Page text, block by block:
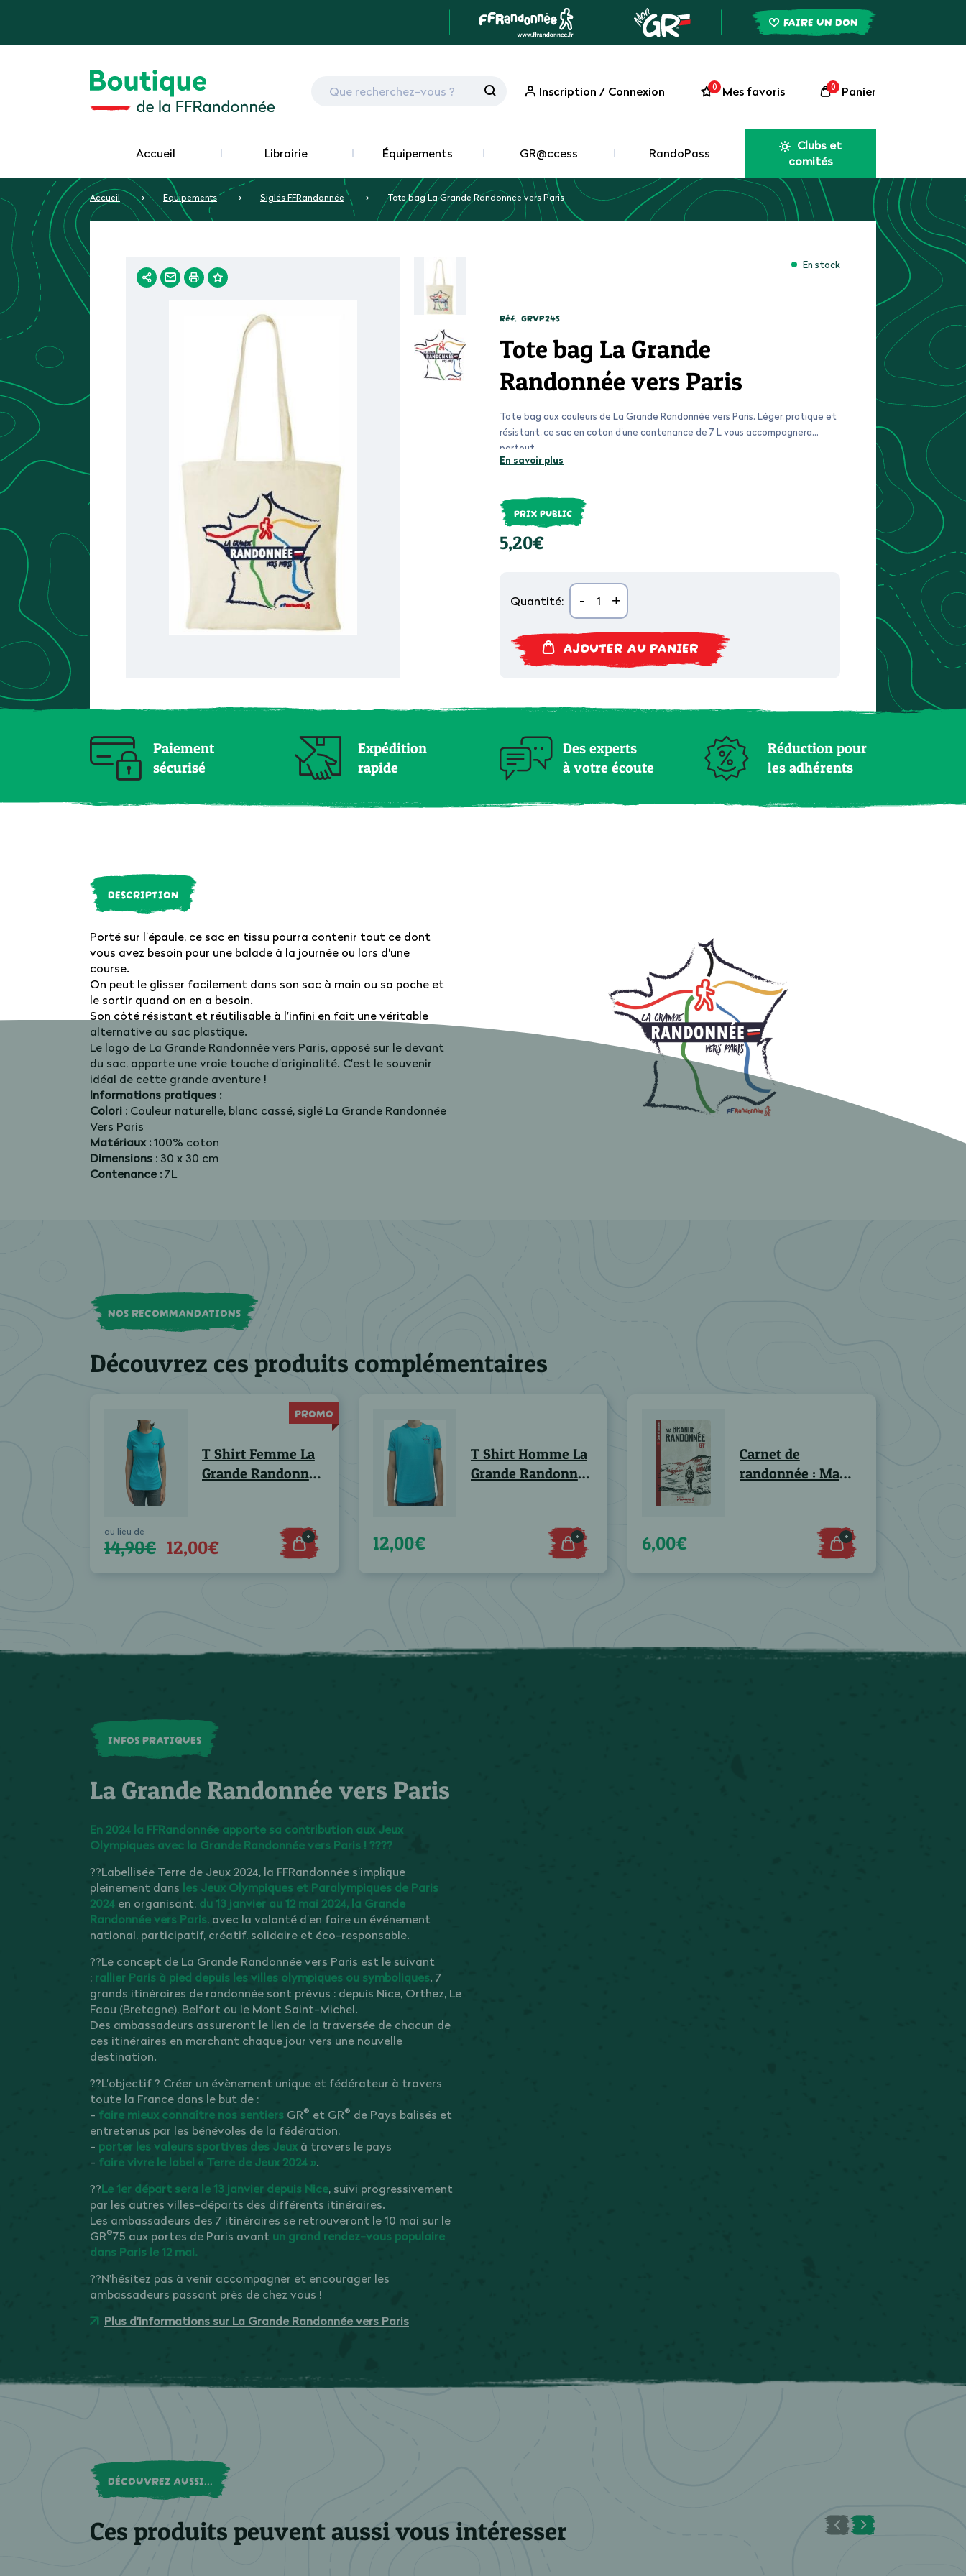
FAIRE UN DON
Inscription / Connexion 0 Mes favoris 0 Panier
Accueil Librairie Équipements GR@ccess RandoPass
Clubs et
comités
Accueil Equipements Siglés FFRandonnée Tote bag La Grande Randonnée vers Paris
En stock
Réf. GRVP24S
Tote bag La Grande
Randonnée vers Paris
Tote bag aux couleurs de La Grande Randonnée vers Paris. Léger, pratique et
résistant, ce sac en coton d'une contenance de 7 L vous accompagnera
partout.
En savoir plus
PRIX PUBLIC
5,20€
Quantité: - +
AJOUTER AU PANIER
Paiement
sécurisé
Expédition
rapide
Des experts
à votre écoute
Réduction pour
les adhérents
DESCRIPTION
Porté sur l'épaule, ce sac en tissu pourra contenir tout ce dont
vous avez besoin pour une balade à la journée ou lors d'une
course.
On peut le glisser facilement dans son sac à main ou sa poche et
le sortir quand on en a besoin.
Son côté résistant et réutilisable à l’infini en fait une véritable
alternative au sac plastique.
Le logo de La Grande Randonnée vers Paris, apposé sur le devant
du sac, apporte une vraie touche d'originalité. C'est le souvenir
idéal de cette grande aventure !
Informations pratiques :
Colori : Couleur naturelle, blanc cassé, siglé La Grande Randonnée
Vers Paris
Matériaux :100% coton
Dimensions : 30 x 30 cm
Contenance :7L
NOS RECOMMANDATIONS
Découvrez ces produits complémentaires
PROMO
T Shirt Femme La
Grande Randonnée
au lieu de
14,90€ 12,00€ +
T Shirt Homme La
Grande Randonnée
12,00€ +
Carnet de
randonnée : Ma
6,00€ +
INFOS PRATIQUES
La Grande Randonnée vers Paris
En 2024 la FFRandonnée apporte sa contribution aux Jeux
Olympiques avec la Grande Randonnée vers Paris ! ????
??Labellisée Terre de Jeux 2024, la FFRandonnée s'implique
pleinement dans les Jeux Olympiques et Paralympiques de Paris
2024 en organisant, du 13 janvier au 12 mai 2024, la Grande
Randonnée vers Paris, avec la volonté d'en faire un événement
national, participatif, créatif, solidaire et éco-responsable.
??Le concept de La Grande Randonnée vers Paris est le suivant
: rallier Paris à pied depuis les villes olympiques ou symboliques. 7
grands itinéraires de randonnée sont prévus : depuis Nice, Orthez, Le
Faou (Bretagne), Belfort ou le Mont Saint-Michel.
Des ambassadeurs assureront le lien de la traversée de chacun de
ces itinéraires en marchant chaque jour vers une nouvelle
destination.
??L'objectif ? Créer un évènement unique et fédérateur à travers
toute la France dans le but de :
- faire mieux connaître nos sentiers GR® et GR® de Pays balisés et
entretenus par les bénévoles de la fédération,
- porter les valeurs sportives des Jeux à travers le pays
- faire vivre le label « Terre de Jeux 2024 ».
??Le 1er départ sera le 13 janvier depuis Nice, suivi progressivement
par les autres villes-départs des différents itinéraires.
Les ambassadeurs des 7 itinéraires se retrouveront le 10 mai sur le
GR®75 aux portes de Paris avant un grand rendez-vous populaire
dans Paris le 12 mai.
??N’hésitez pas à venir accompagner et encourager les
ambassadeurs passant près de chez vous !
Plus d'informations sur La Grande Randonnée vers Paris
DÉCOUVREZ AUSSI...
Ces produits peuvent aussi vous intéresser